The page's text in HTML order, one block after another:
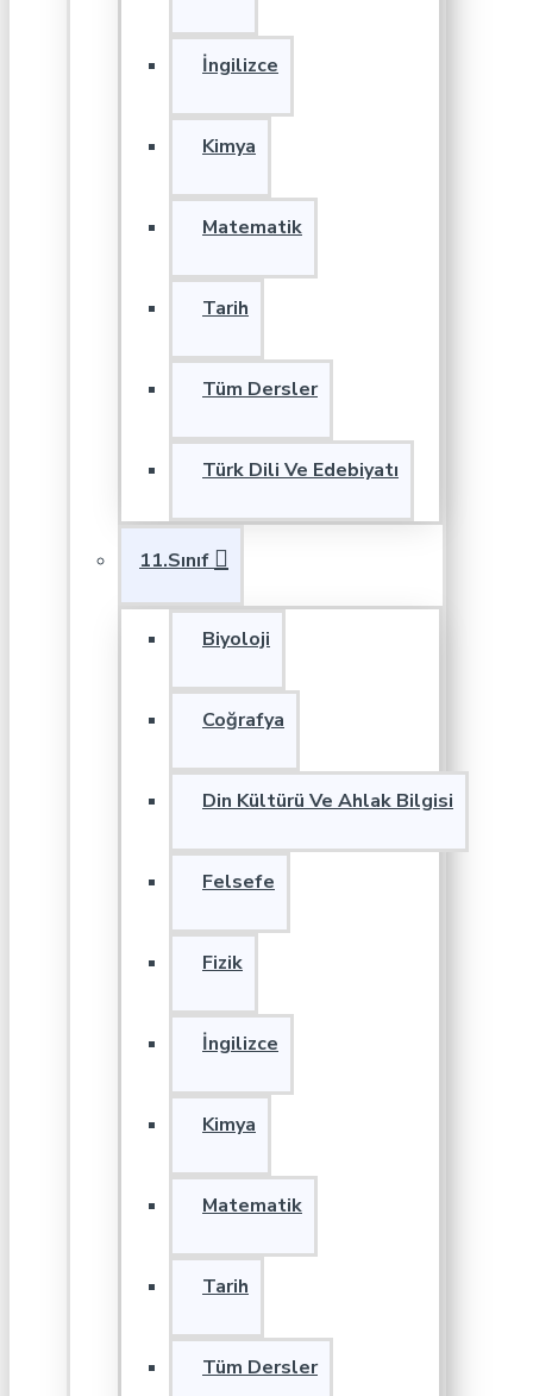
İngilizce
Kimya
Matematik
Tarih
Tüm Dersler
Türk Dili Ve Edebiyatı
11.Sınıf
Biyoloji
Coğrafya
Din Kültürü Ve Ahlak Bilgisi
Felsefe
Fizik
İngilizce
Kimya
Matematik
Tarih
Tüm Dersler